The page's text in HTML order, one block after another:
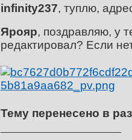
infinity237, туплю,
Ярояр, поздравляю, у
редактировал? Если
Тему перенесено в